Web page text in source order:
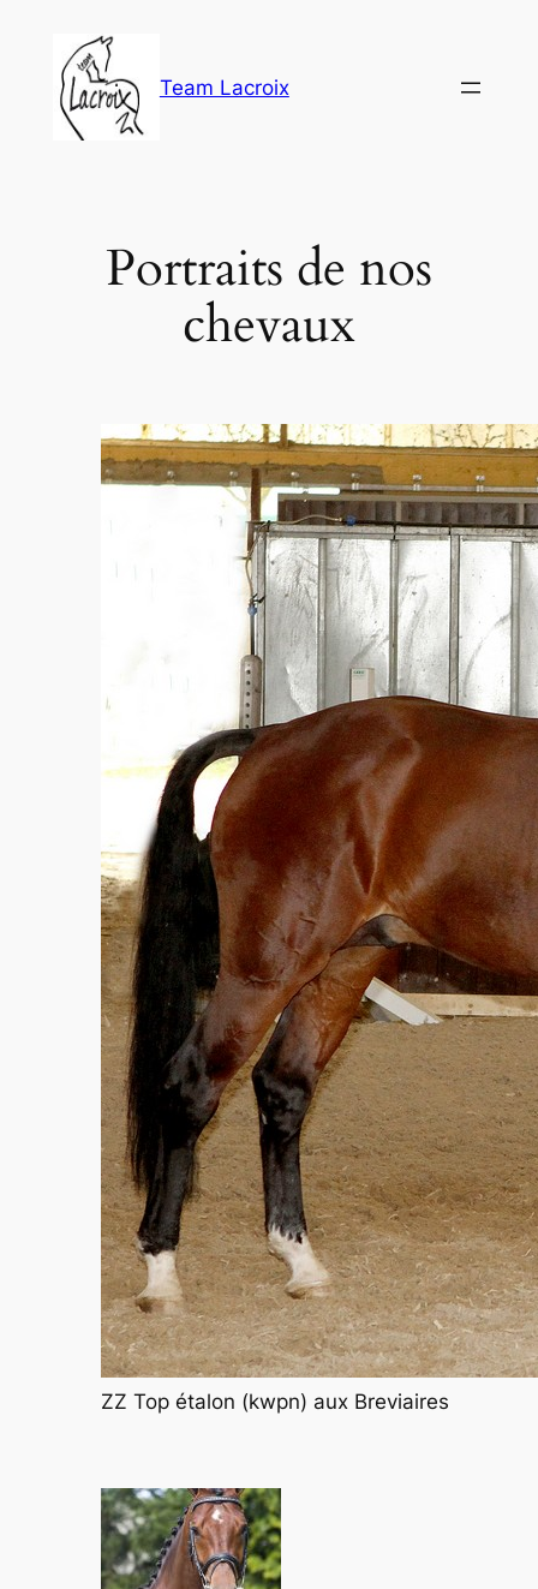
contenu
Team Lacroix
Portraits de nos
chevaux
ZZ Top étalon (kwpn) aux Breviaires